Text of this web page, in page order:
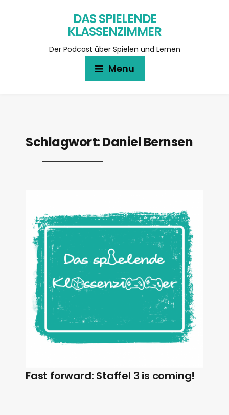
DAS SPIELENDE
KLASSENZIMMER
Der Podcast über Spielen und Lernen
Menu
Schlagwort:Daniel Bernsen
Fast forward: Staffel 3 is coming!